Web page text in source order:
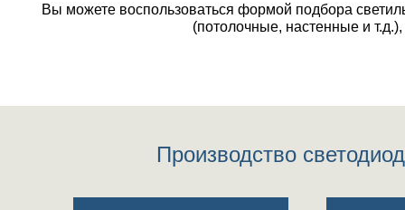
Вы можете воспользоваться формой подбора
(потолочные, настенные и
Производство